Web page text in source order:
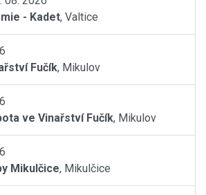
- Kadet, Valtice
Fučík, Mikulov
ve Vinařství Fučík, Mikulov
Mikulčice, Mikulčice